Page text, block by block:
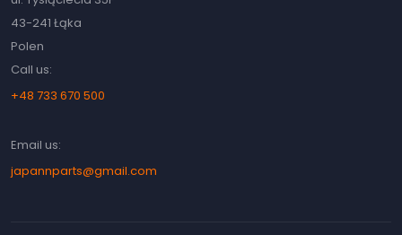
43-241 Łąka
Polen
Call us:
+48 733 670 500
Email us:
japannparts@gmail.com